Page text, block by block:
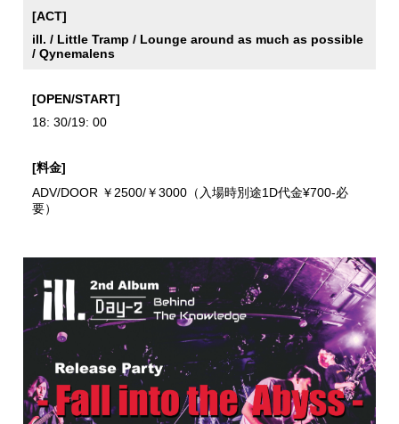
[ACT]
ill. / Little Tramp / Lounge around as much as possible
/ Qynemalens
[OPEN/START]
18: 30/19: 00
[料金]
ADV/DOOR ￥2500/￥3000（入場時別途1D代金¥700-必
要）